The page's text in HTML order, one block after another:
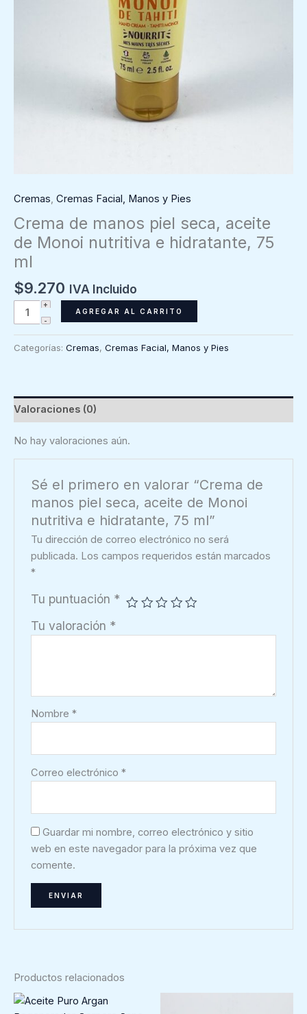
Cremas, Cremas Facial, Manos y Pies
Crema de manos piel seca, aceite
de Monoi nutritiva e hidratante, 75
ml
$9.270 IVA Incluido
Crema
de
de
Monoi
nutritiva
e
cantidad
AGREGAR AL CARRITO
Categorías: Cremas, Cremas Facial, Manos y Pies
Valoraciones (0)
No hay valoraciones aún.
Sé el primero en valorar “Crema de
manos piel seca, aceite de Monoi
nutritiva e hidratante, 75 ml”
Tu dirección de correo electrónico no será
publicada. Los campos requeridos están marcados
*
Tu puntuación *
Tu valoración *
Nombre*
Correo electrónico*
Guardar mi nombre, correo electrónico y sitio
web en este navegador para la próxima vez que
comente.
Productos relacionados